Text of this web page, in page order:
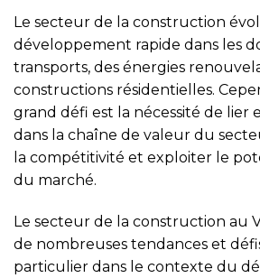
Le secteur de la construction
développement rapide dans les
transports, des énergies
constructions résidentielles.
grand défi est la nécessité de lier
dans la chaîne de valeur du
la compétitivité et exploiter le
du marché.
Le secteur de la construction au
de nombreuses tendances et
particulier dans le contexte du